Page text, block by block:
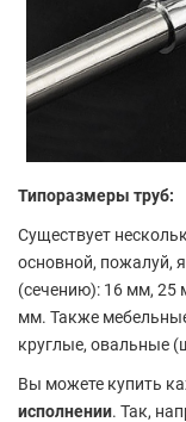
Типоразмеры труб:
Существует
основной, пожалуй,
(сечению): 16 мм, 25
мм. Также
круглые, овальные
Вы можете купить
исполнении. Так,